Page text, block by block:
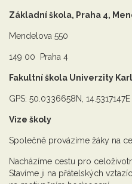
Základní škola, Praha 4,
Mendelova 550
149 00 Praha 4
Fakultní škola Univerzity
GPS: 50.0336658N, 14.5317147E
Vize školy
Společně provázíme žáky na
Nacházíme cestu pro
Stavíme ji na přátelských